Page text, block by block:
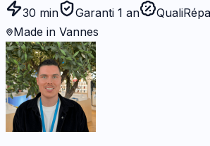
30 min Garanti 1 an
Made in Vannes